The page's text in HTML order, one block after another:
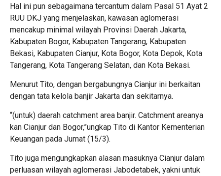
Hal ini pun sebagaimana tercantum dalam Pasal 51 Ayat 2
RUU DKJ yang menjelaskan, kawasan aglomerasi
mencakup minimal wilayah Provinsi Daerah Jakarta,
Kabupaten Bogor, Kabupaten Tangerang, Kabupaten
Bekasi, Kabupaten Cianjur, Kota Bogor, Kota Depok, Kota
Tangerang, Kota Tangerang Selatan, dan Kota Bekasi.
Menurut Tito, dengan bergabungnya Cianjur ini berkaitan
dengan tata kelola banjir Jakarta dan sekitarnya.
“(untuk) daerah catchment area banjir. Catchment areanya
kan Cianjur dan Bogor,”ungkap Tito di Kantor Kementerian
Keuangan pada Jumat (15/3).
Tito juga mengungkapkan alasan masuknya Cianjur dalam
perluasan wilayah aglomerasi Jabodetabek, yakni untuk